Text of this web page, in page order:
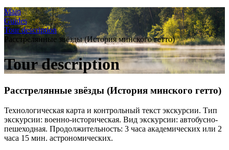
Main
Guides
Tour description
Расстрелянные звёзды (История минского гетто)
Tour description
Расстрелянные звёзды (История минского гетто)
Технологическая карта и контрольный текст экскурсии. Тип
экскурсии: военно-историческая. Вид экскурсии: автобусно-
пешеходная. Продолжительность: 3 часа академических или 2
часа 15 мин. астрономических.